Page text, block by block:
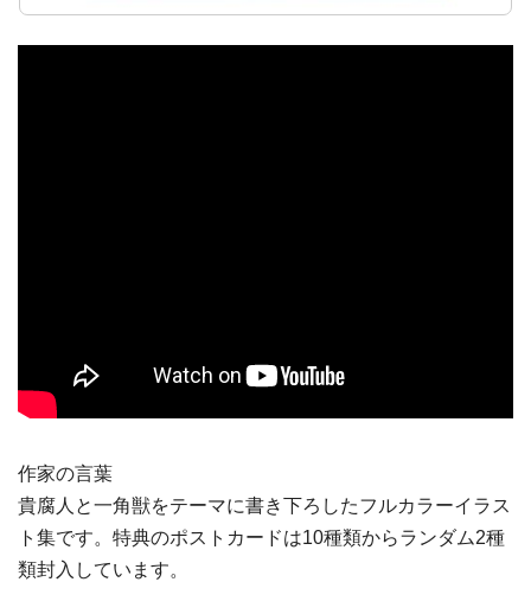
作家の言葉
貴腐人と一角獣をテーマに書き下ろしたフルカラーイラス
ト集です。特典のポストカードは10種類からランダム2種
類封入しています。